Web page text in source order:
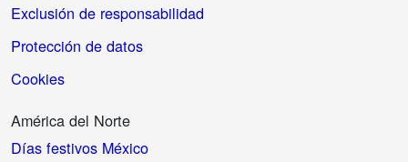
Exclusión de responsabilidad
Protección de datos
Cookies
América del Norte
Días festivos México